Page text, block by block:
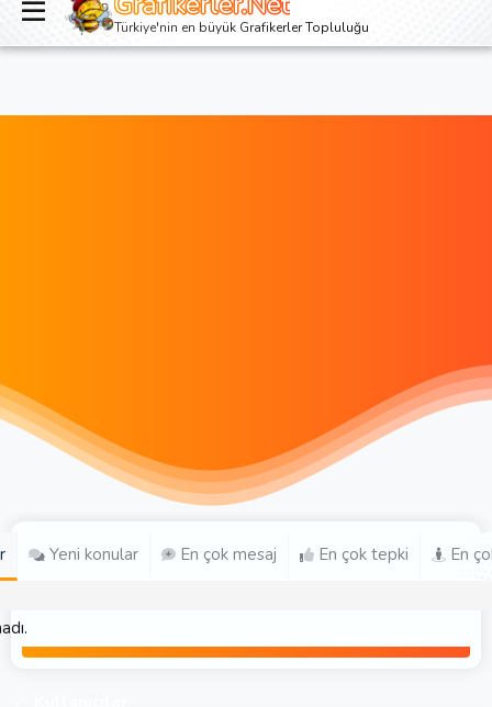
Giriş yap Kayıt ol
Türkiye'nin en büyük Grafikerler Topluluğu
Yeni konular En çok mesaj En çok tepki En